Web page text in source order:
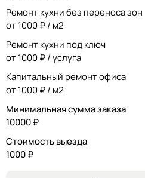
Ремонт кухни без переноса зон
от 1000 ₽ / м2
Ремонт кухни под ключ
от 1000 ₽ / услуга
Капитальный ремонт офиса
от 1000 ₽ / м2
Минимальная сумма заказа
10000 ₽
Стоимость выезда
1000 ₽